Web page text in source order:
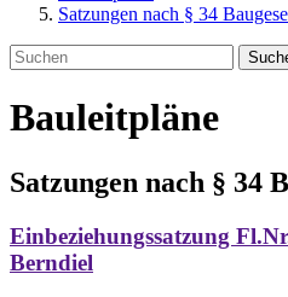
Satzungen nach § 34
Bauleitpläne
Satzungen nach § 34
Einbeziehungssatzung
Berndiel